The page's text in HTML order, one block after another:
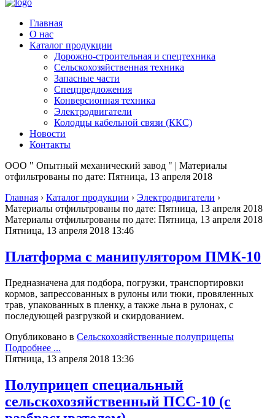
Главная
О нас
Каталог продукции
Дорожно-строительная и спецтехника
Сельскохозяйственная техника
Запасные части
Спецпредложения
Конверсионная техника
Электродвигатели
Колодцы кабельной связи (ККС)
Новости
Контакты
ООО " Опытный механический завод " | Материалы
отфильтрованы по дате: Пятница, 13 апреля 2018
Главная › Каталог продукции › Электродвигатели ›
Материалы отфильтрованы по дате: Пятница, 13 апреля 2018
Материалы отфильтрованы по дате: Пятница, 13 апреля 2018
Пятница, 13 апреля 2018 13:46
Платформа с манипулятором ПМК-10
Предназначена для подбора, погрузки, транспортировки
кормов, запрессованных в рулоны или тюки, провяленных
трав, упакованных в пленку, а также льна в рулонах, с
последующей разгрузкой и скирдованием.
Опубликовано в Сельскохозяйственные полуприцепы
Подробнее ...
Пятница, 13 апреля 2018 13:36
Полуприцеп специальный
сельскохозяйственный ПСС-10 (с